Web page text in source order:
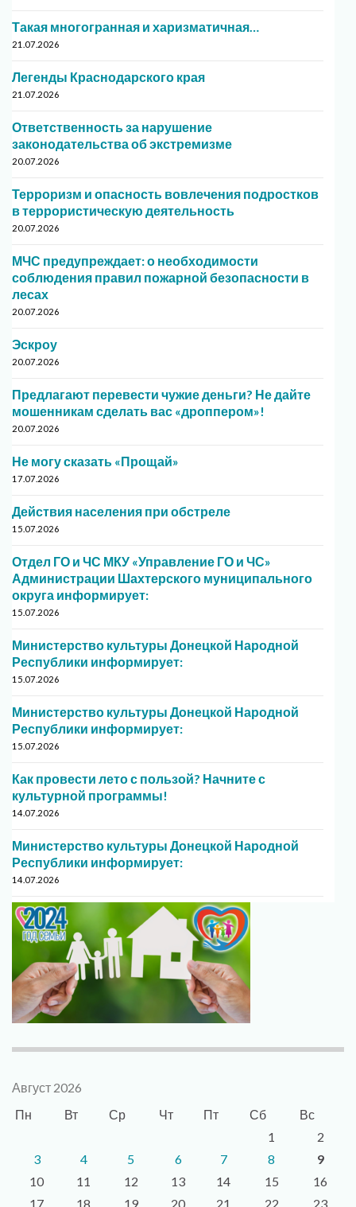
Такая многогранная и харизматичная…
21.07.2026
Легенды Краснодарского края
21.07.2026
Ответственность за нарушение
законодательства об экстремизме
20.07.2026
Терроризм и опасность вовлечения подростков
в террористическую деятельность
20.07.2026
МЧС предупреждает: о необходимости
соблюдения правил пожарной безопасности в
лесах
20.07.2026
Эскроу
20.07.2026
Предлагают перевести чужие деньги? Не дайте
мошенникам сделать вас «дроппером»!
20.07.2026
Не могу сказать «Прощай»
17.07.2026
Действия населения при обстреле
15.07.2026
Отдел ГО и ЧС МКУ «Управление ГО и ЧС»
Администрации Шахтерского муниципального
округа информирует:
15.07.2026
Министерство культуры Донецкой Народной
Республики информирует:
15.07.2026
Министерство культуры Донецкой Народной
Республики информирует:
15.07.2026
Как провести лето с пользой? Начните с
культурной программы!
14.07.2026
Министерство культуры Донецкой Народной
Республики информирует:
14.07.2026
Август 2026
Пн
Вт Ср Чт Пт Сб
Вс
1
2
3
4 5 6 7 8
9
10
11 12 13 14 15
16
17
18 19 20 21 22 23